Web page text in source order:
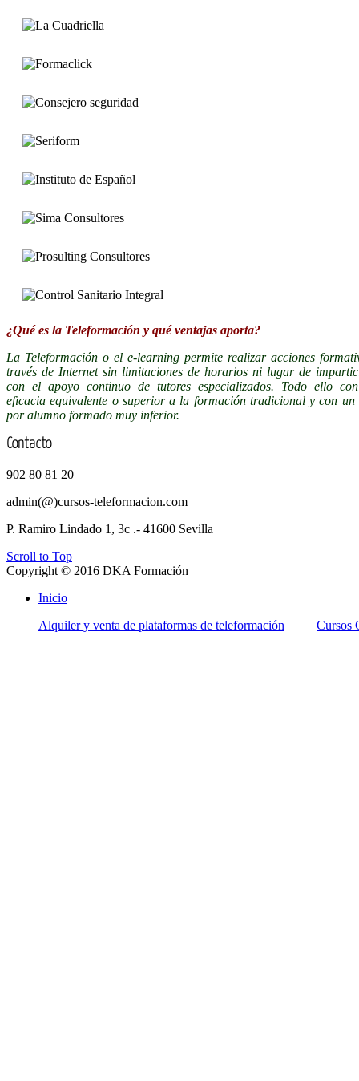
¿Qué es la Teleformación y qué ventajas aporta?
La Teleformación o el e-learning permite realizar acciones
través de Internet sin limitaciones de horarios ni lugar de
con el apoyo continuo de tutores especializados. Todo ello
eficacia equivalente o superior a la formación tradicional y con un
por alumno formado muy inferior.
Contacto
902 80 81 20
admin(@)cursos-teleformacion.com
P. Ramiro Lindado 1, 3c .- 41600 Sevilla
Scroll to Top
Copyright © 2016 DKA Formación
Inicio
Alquiler y venta de plataformas de teleformación
Cursos